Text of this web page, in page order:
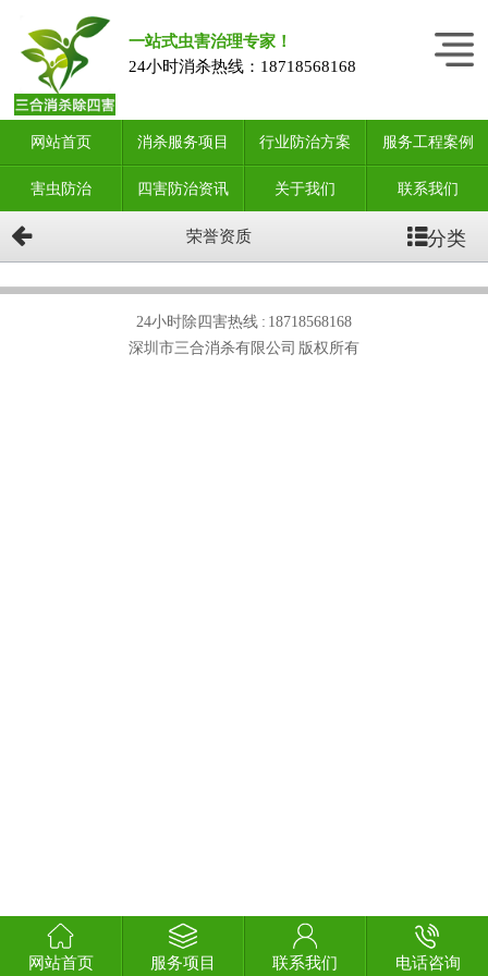
一站式虫害治理专家！
24小时消杀热线： 18718568168
网站首页 消杀服务项目 行业防治方案 服务工程案例
害虫防治 四害防治资讯 关于我们 联系我们
荣誉资质 分类
24小时除四害热线 : 18718568168
深圳市三合消杀有限公司 版权所有
网站首页 服务项目 联系我们 电话咨询